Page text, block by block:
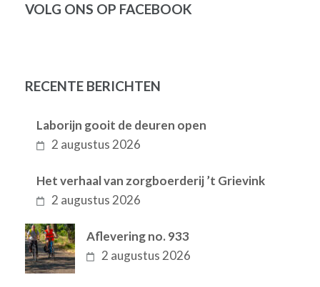
VOLG ONS OP FACEBOOK
RECENTE BERICHTEN
Laborijn gooit de deuren open
2 augustus 2026
Het verhaal van zorgboerderij ’t Grievink
2 augustus 2026
Aflevering no. 933
2 augustus 2026